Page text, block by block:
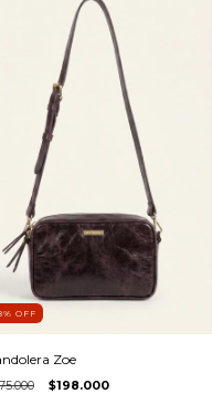
% OFF
Zoe
$198.000